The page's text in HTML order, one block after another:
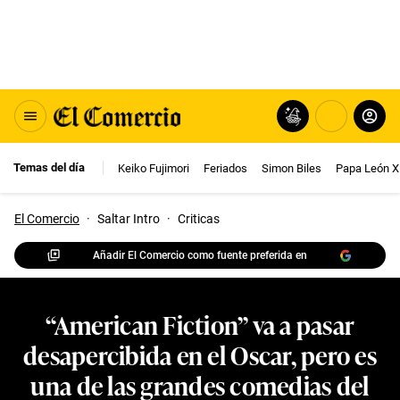
Temas del día Keiko Fujimori Feriados Simon Biles Papa León
El Comercio · Saltar Intro · Criticas
Añadir El Comercio como fuente preferida en
“American Fiction” va a pasar
desapercibida en el Oscar, pero es
una de las grandes comedias del